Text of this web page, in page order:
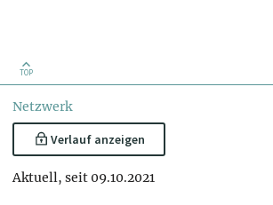
TOP
Netzwerk
Verlauf anzeigen
Aktuell, seit 09.10.2021